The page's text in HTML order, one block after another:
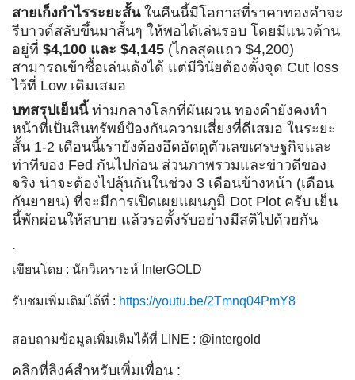
สายเก็งกำไรระยะสั้นในคืนนี้มีโอกาสที่ราคาทองคำจะ
รีบาวด์สลับขึ้นมาสั้นๆ ให้พอได้เล่นรอบ โดยมีแนวต้าน
อยู่ที่ $4,100 และ $4,145 (ไกลสุดแถว $4,200)
สามารถเข้าซื้อเล่นเด้งได้ แต่มีวินัยต้องตั้งจุด Cut loss
ไว้ที่ Low เดิมเสมอ
บทสรุปเย็นนี้ท่ามกลางโลกที่ผันผวน ทองคำยังคงทำ
หน้าที่เป็นสินทรัพย์ป้องกันความเสี่ยงที่ดีเสมอ ในระยะ
สั้น 1-2 เดือนนี้เรายังต้องอึดอัดดูตัวเลขเศรษฐกิจและ
ท่าทีของ Fed กันไปก่อน ส่วนภาพรวมและข่าวดีของ
จริง น่าจะต้องไปลุ้นกันในช่วง 3 เดือนข้างหน้า (เดือน
กันยายน) ที่จะมีการเปิดเผยแผนภูมิ Dot Plot ครับ เย็น
นี้พักผ่อนให้สบาย แล้วรอตั้งรับอย่างมีสติไปด้วยกัน
.
เขียนโดย : นักวิเคราะห์ InterGOLD
รับชมเพิ่มเติมได้ที่ : https://youtu.be/2Tmnq04PmY8
สอบถามข้อมูลเพิ่มเติมได้ที่ LINE : @intergold
คลิกที่ลิงค์สำหรับเพิ่มเพื่อน :